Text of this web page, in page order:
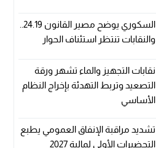
والنقابات تنتظر استئناف الحوار
نقابات التجهيز والماء تشهر ورقة
التصعيد وتربط التهدئة بإخراج النظام
الأساسي
تشديد مراقبة الإنفاق العمومي يطبع
التحضيرات الأولى لمالية 2027